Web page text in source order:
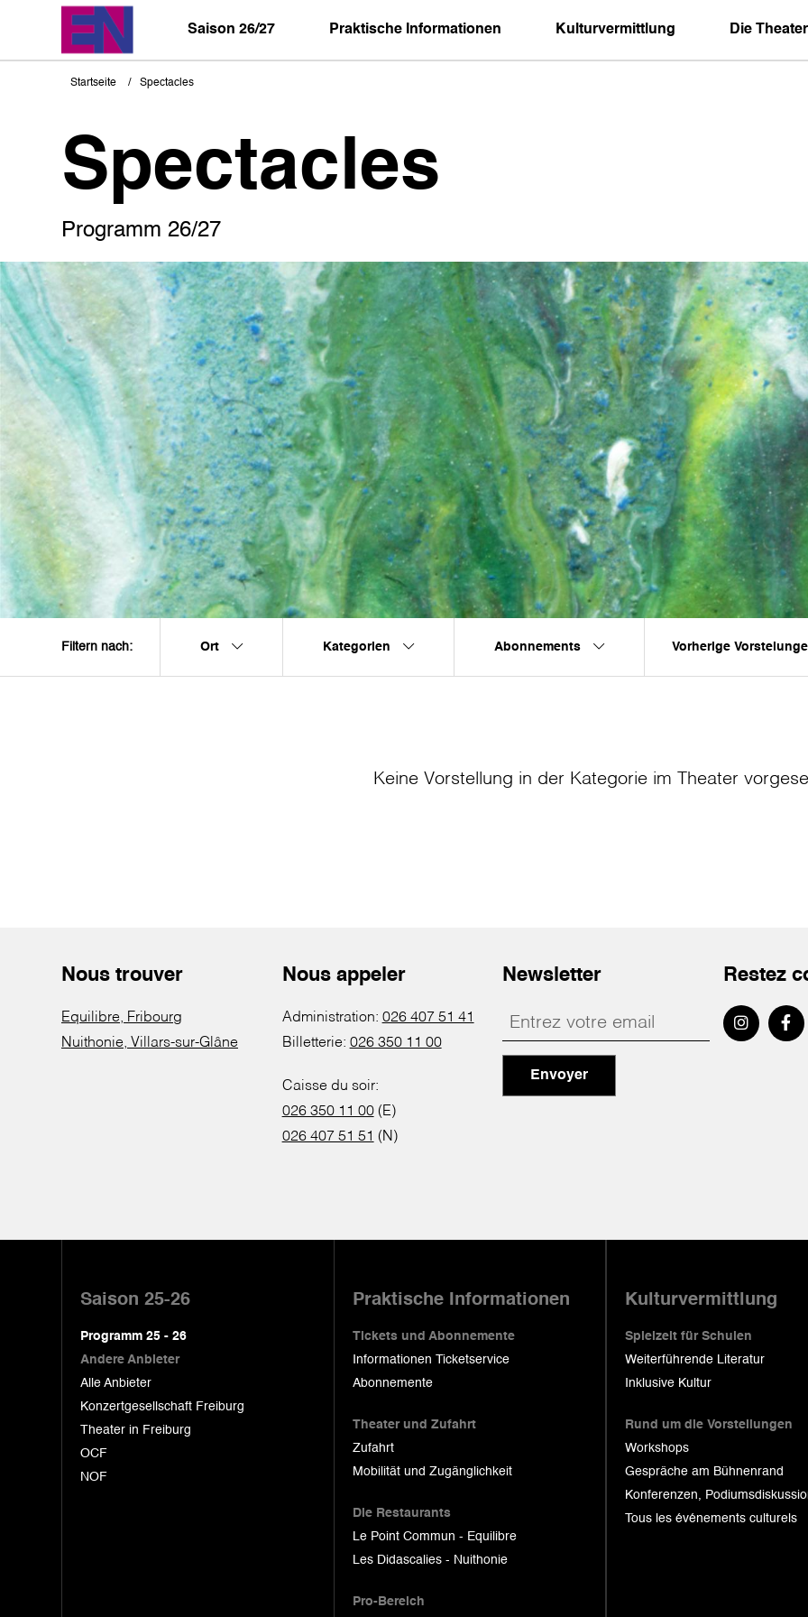
Saison 26/27 Praktische Informationen Kulturvermittlung Die Theater
Pfadnavigation
Startseite Spectacles
Spectacles
Programm 26/27
Filtern nach: Ort Kategorien Abonnements Vorherige
Keine Vorstellung in der Kategorie im Theater
Nous trouver
Equilibre, Fribourg
Nuithonie, Villars-sur-Glâne
Nous appeler
Administration: 026 407 51 41
Billetterie: 026 350 11 00
Caisse du soir:
026 350 11 00(E)
026 407 51 51 (N)
Newsletter
Envoyer
Restez
Saison 25-26
Programm 25 - 26
Andere Anbieter
Alle Anbieter
Konzertgesellschaft Freiburg
Theater in Freiburg
OCF
NOF
Praktische Informationen
Tickets und Abonnemente
Informationen Ticketservice
Abonnemente
Theater und Zufahrt
Zufahrt
Mobilität und Zugänglichkeit
Die Restaurants
Le Point Commun - Equilibre
Les Didascalies - Nuithonie
Pro-Bereich
Kulturvermittlung
Spielzeit für Schulen
Weiterführende Literatur
Inklusive Kultur
Rund um die Vorstellungen
Workshops
Gespräche am Bühnenrand
Konferenzen,
Tous les événements culturels